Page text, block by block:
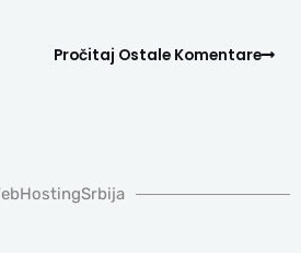
Pročitaj Ostale Komentare